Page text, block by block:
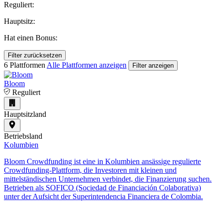
Reguliert:
Hauptsitz:
Hat einen Bonus:
Filter zurücksetzen
6 Plattformen Alle Plattformen anzeigen Filter anzeigen
Bloom
Reguliert
Hauptsitzland
Betriebsland
Kolumbien
Bloom Crowdfunding ist eine in Kolumbien ansässige regulierte
Crowdfunding-Plattform, die Investoren mit kleinen und
mittelständischen Unternehmen verbindet, die Finanzierung suchen.
Betrieben als SOFICO (Sociedad de Financiación Colaborativa)
unter der Aufsicht der Superintendencia Financiera de Colombia.